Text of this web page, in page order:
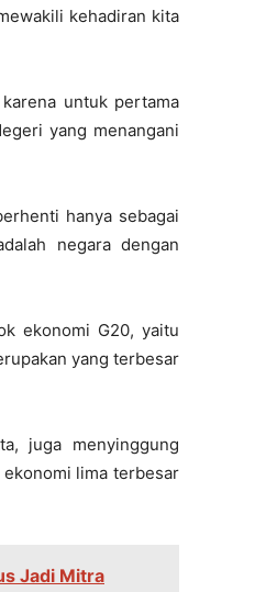
kehadiran kita
untuk pertama
yang menangani
hanya sebagai
negara dengan
ekonomi G20, yaitu
yang terbesar
juga menyinggung
lima terbesar
Jadi Mitra